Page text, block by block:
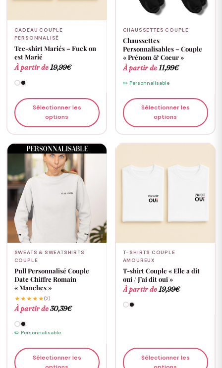
CADEAU COUPLE
PERSONNALISÉ
Tee-shirt Mariés – Fuck on
est Marié
À partir de19,99€
Sélectionner les
options
CHAUSSETTES COUPLE
Chaussettes
Personnalisables – Couple
« Prénom & Coeur »
À partir de11,99€
✏️ Personnalisable
Sélectionner les
options
SWEATS & SWEATSHIRTS
COUPLE
Pull Personnalisé Couple
Date Chiffre Romain
« Manches »
★★★★★(2)
À partir de30,39€
✏️ Personnalisable
Sélectionner les
T-SHIRTS COUPLE
AMOUREUX
T-shirt Couple « Elle a dit
oui / J’ai dit oui »
À partir de19,99€
Sélectionner les